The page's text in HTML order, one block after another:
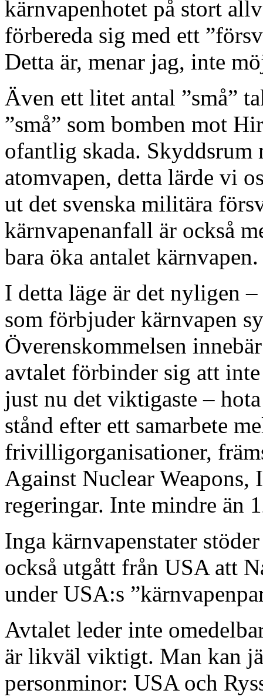
kärnvapenhotet på stort
förbereda sig med ett
Detta är, menar jag, inte
Även ett litet antal ”små”
”små” som bomben mot
ofantlig skada. Skyddsrum
atomvapen, detta lärde vi
ut det svenska militära
kärnvapenanfall är också
bara öka antalet
I detta läge är det nyligen
som förbjuder kärnvapen
Överenskommelsen
avtalet förbinder sig att
just nu det viktigaste –
stånd efter ett samarbete
frivilligorganisationer,
Against Nuclear
regeringar. Inte mindre än
Inga kärnvapenstater
också utgått från USA att
under USA:s
Avtalet leder inte
är likväl viktigt. Man kan
personminor: USA och